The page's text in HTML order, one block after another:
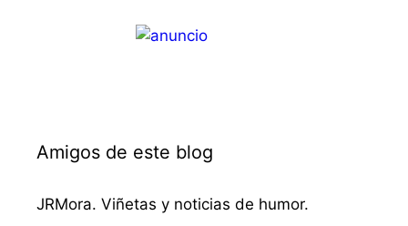
Amigos de este blog
JRMora. Viñetas y noticias de humor.